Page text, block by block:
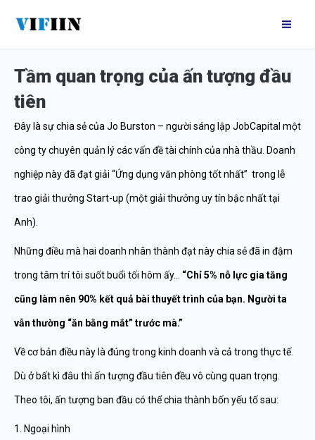
nội
dungTầm quan trọng của ấn tượng đầu
tiên
Đây là sự chia sẻ của Jo Burston – người sáng lập JobCapital một
công ty chuyên quản lý các vấn đề tài chính của nhà thầu. Doanh
nghiệp này đã đạt giải “Ứng dụng văn phòng tốt nhất” trong lễ
trao giải thưởng Start-up (một giải thưởng uy tín bậc nhất tại
Anh).
Những điều mà hai doanh nhân thành đạt này chia sẻ đã in đậm
trong tâm trí tôi suốt buổi tối hôm ấy… “Chỉ 5% nỗ lực gia tăng
cũng làm nên 90% kết quả bài thuyết trình của bạn. Người ta
vẫn thường “ăn bằng mắt” trước mà.”
Về cơ bản điều này là đúng trong kinh doanh và cả trong thực tế.
Dù ở bất kì đâu thì ấn tượng đầu tiên đều vô cùng quan trọng.
Theo tôi, ấn tượng ban đầu có thể chia thành bốn yếu tố sau:
1. Ngoại hình